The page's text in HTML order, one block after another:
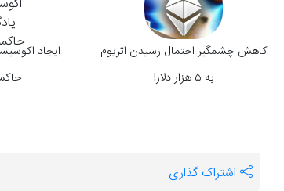
کاهش چشمگیر احتمال رسیدن اتریوم
به ۵ هزار دلار!
ایجاد
اشتراک گذاری